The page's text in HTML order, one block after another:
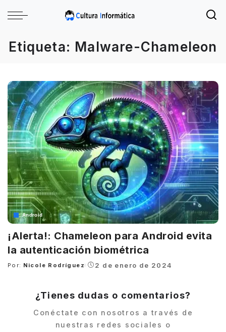
Etiqueta: Malware-Chameleon
Android
¡Alerta!: Chameleon para Android evita
la autenticación biométrica
Posted
Por: Nicole Rodríguez 2 de enero de 2024
¿Tienes dudas o comentarios?
Conéctate con nosotros a través de
nuestras redes sociales o